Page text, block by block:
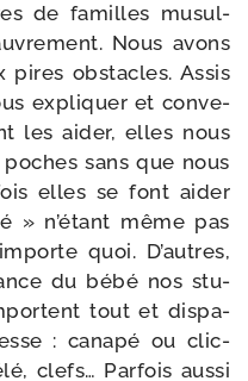
de familles musul­
Nous avons
obs­tacles. Assis
expli­quer et conve­
les aider, elles nous
sans que nous
elles se font aider
» n’étant même pas
quoi. D’autres,
du bébé nos stu­
tout et dis­pa­
: cana­pé ou clic-​
clefs… Parfois aus­si